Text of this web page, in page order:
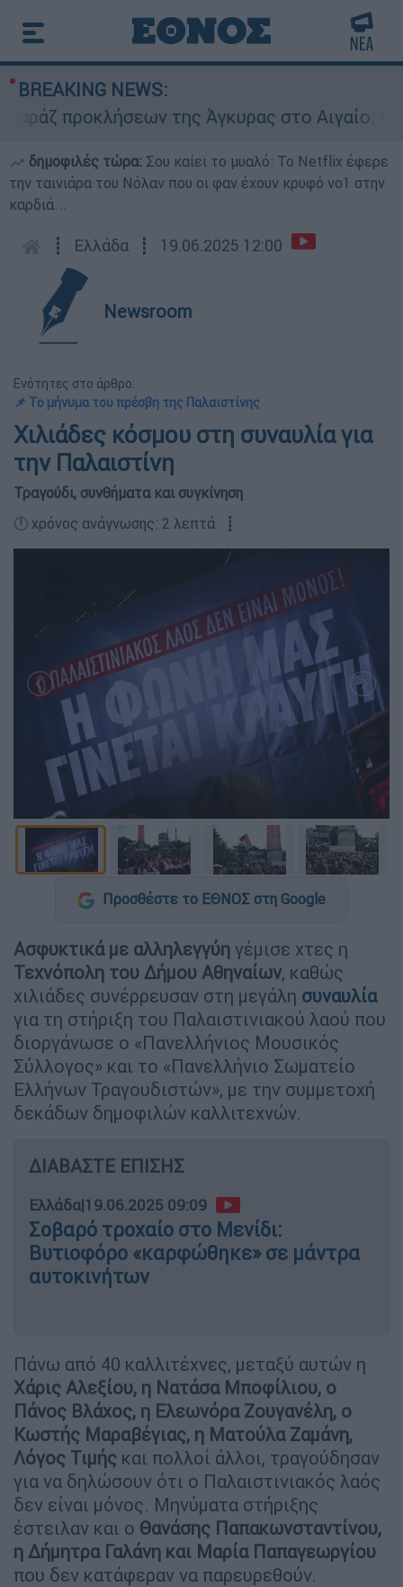
BREAKING NEWS:
προκλήσεων της Άγκυρας στο Αιγαίο:
δημοφιλές τώρα: Σου καίει το μυαλό: Το Netflix έφερε
την ταινιάρα του Νόλαν που οι φαν έχουν κρυφό νο1 στην
καρδιά...
┋ Ελλάδα ┋ 19.06.2025 12:00
Newsroom
Ενότητες στο άρθρο:
📌 Το μήνυμα του πρέσβη της Παλαιστίνης
Χιλιάδες κόσμου στη συναυλία για
την Παλαιστίνη
Τραγούδι, συνθήματα και συγκίνηση
🕛 χρόνος ανάγνωσης: 2 λεπτά ┋
Προσθέστε το ΕΘΝΟΣ στη Google
Ασφυκτικά με αλληλεγγύη γέμισε χτες η
Τεχνόπολη του Δήμου Αθηναίων, καθώς
χιλιάδες συνέρρευσαν στη μεγάλη συναυλία
για τη στήριξη του Παλαιστινιακού λαού που
διοργάνωσε ο «Πανελλήνιος Μουσικός
Σύλλογος» και το «Πανελλήνιο Σωματείο
Ελλήνων Τραγουδιστών», με την συμμετοχή
δεκάδων δημοφιλών καλλιτεχνών.
ΔΙΑΒΑΣΤΕ ΕΠΙΣΗΣ
Ελλάδα|19.06.2025 09:09
Σοβαρό τροχαίο στο Μενίδι:
Βυτιοφόρο «καρφώθηκε» σε μάντρα
αυτοκινήτων
Πάνω από 40 καλλιτέχνες, μεταξύ αυτών η
Χάρις Αλεξίου, η Νατάσα Μποφίλιου, ο
Πάνος Βλάχος, η Ελεωνόρα Ζουγανέλη, ο
Κωστής Μαραβέγιας, η Ματούλα Ζαμάνη,
Λόγος Τιμής και πολλοί άλλοι, τραγούδησαν
για να δηλώσουν ότι ο Παλαιστινιακός λαός
δεν είναι μόνος. Μηνύματα στήριξης
έστειλαν και ο Θανάσης Παπακωνσταντίνου,
η Δήμητρα Γαλάνη και Μαρία Παπαγεωργίου
που δεν κατάφεραν να παρευρεθούν.